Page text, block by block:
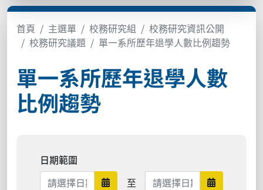
首頁 主選單 校務研究組
校務研究資訊公開
校務研究議題
單一系所歷年退學人數比例趨勢
單一系所歷年退學人數
比例趨勢
日期範圍
日期範圍開始
至 日期範圍結束 日期範圍